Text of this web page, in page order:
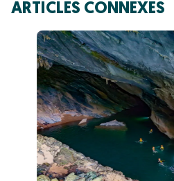
ARTICLES CONNEXES